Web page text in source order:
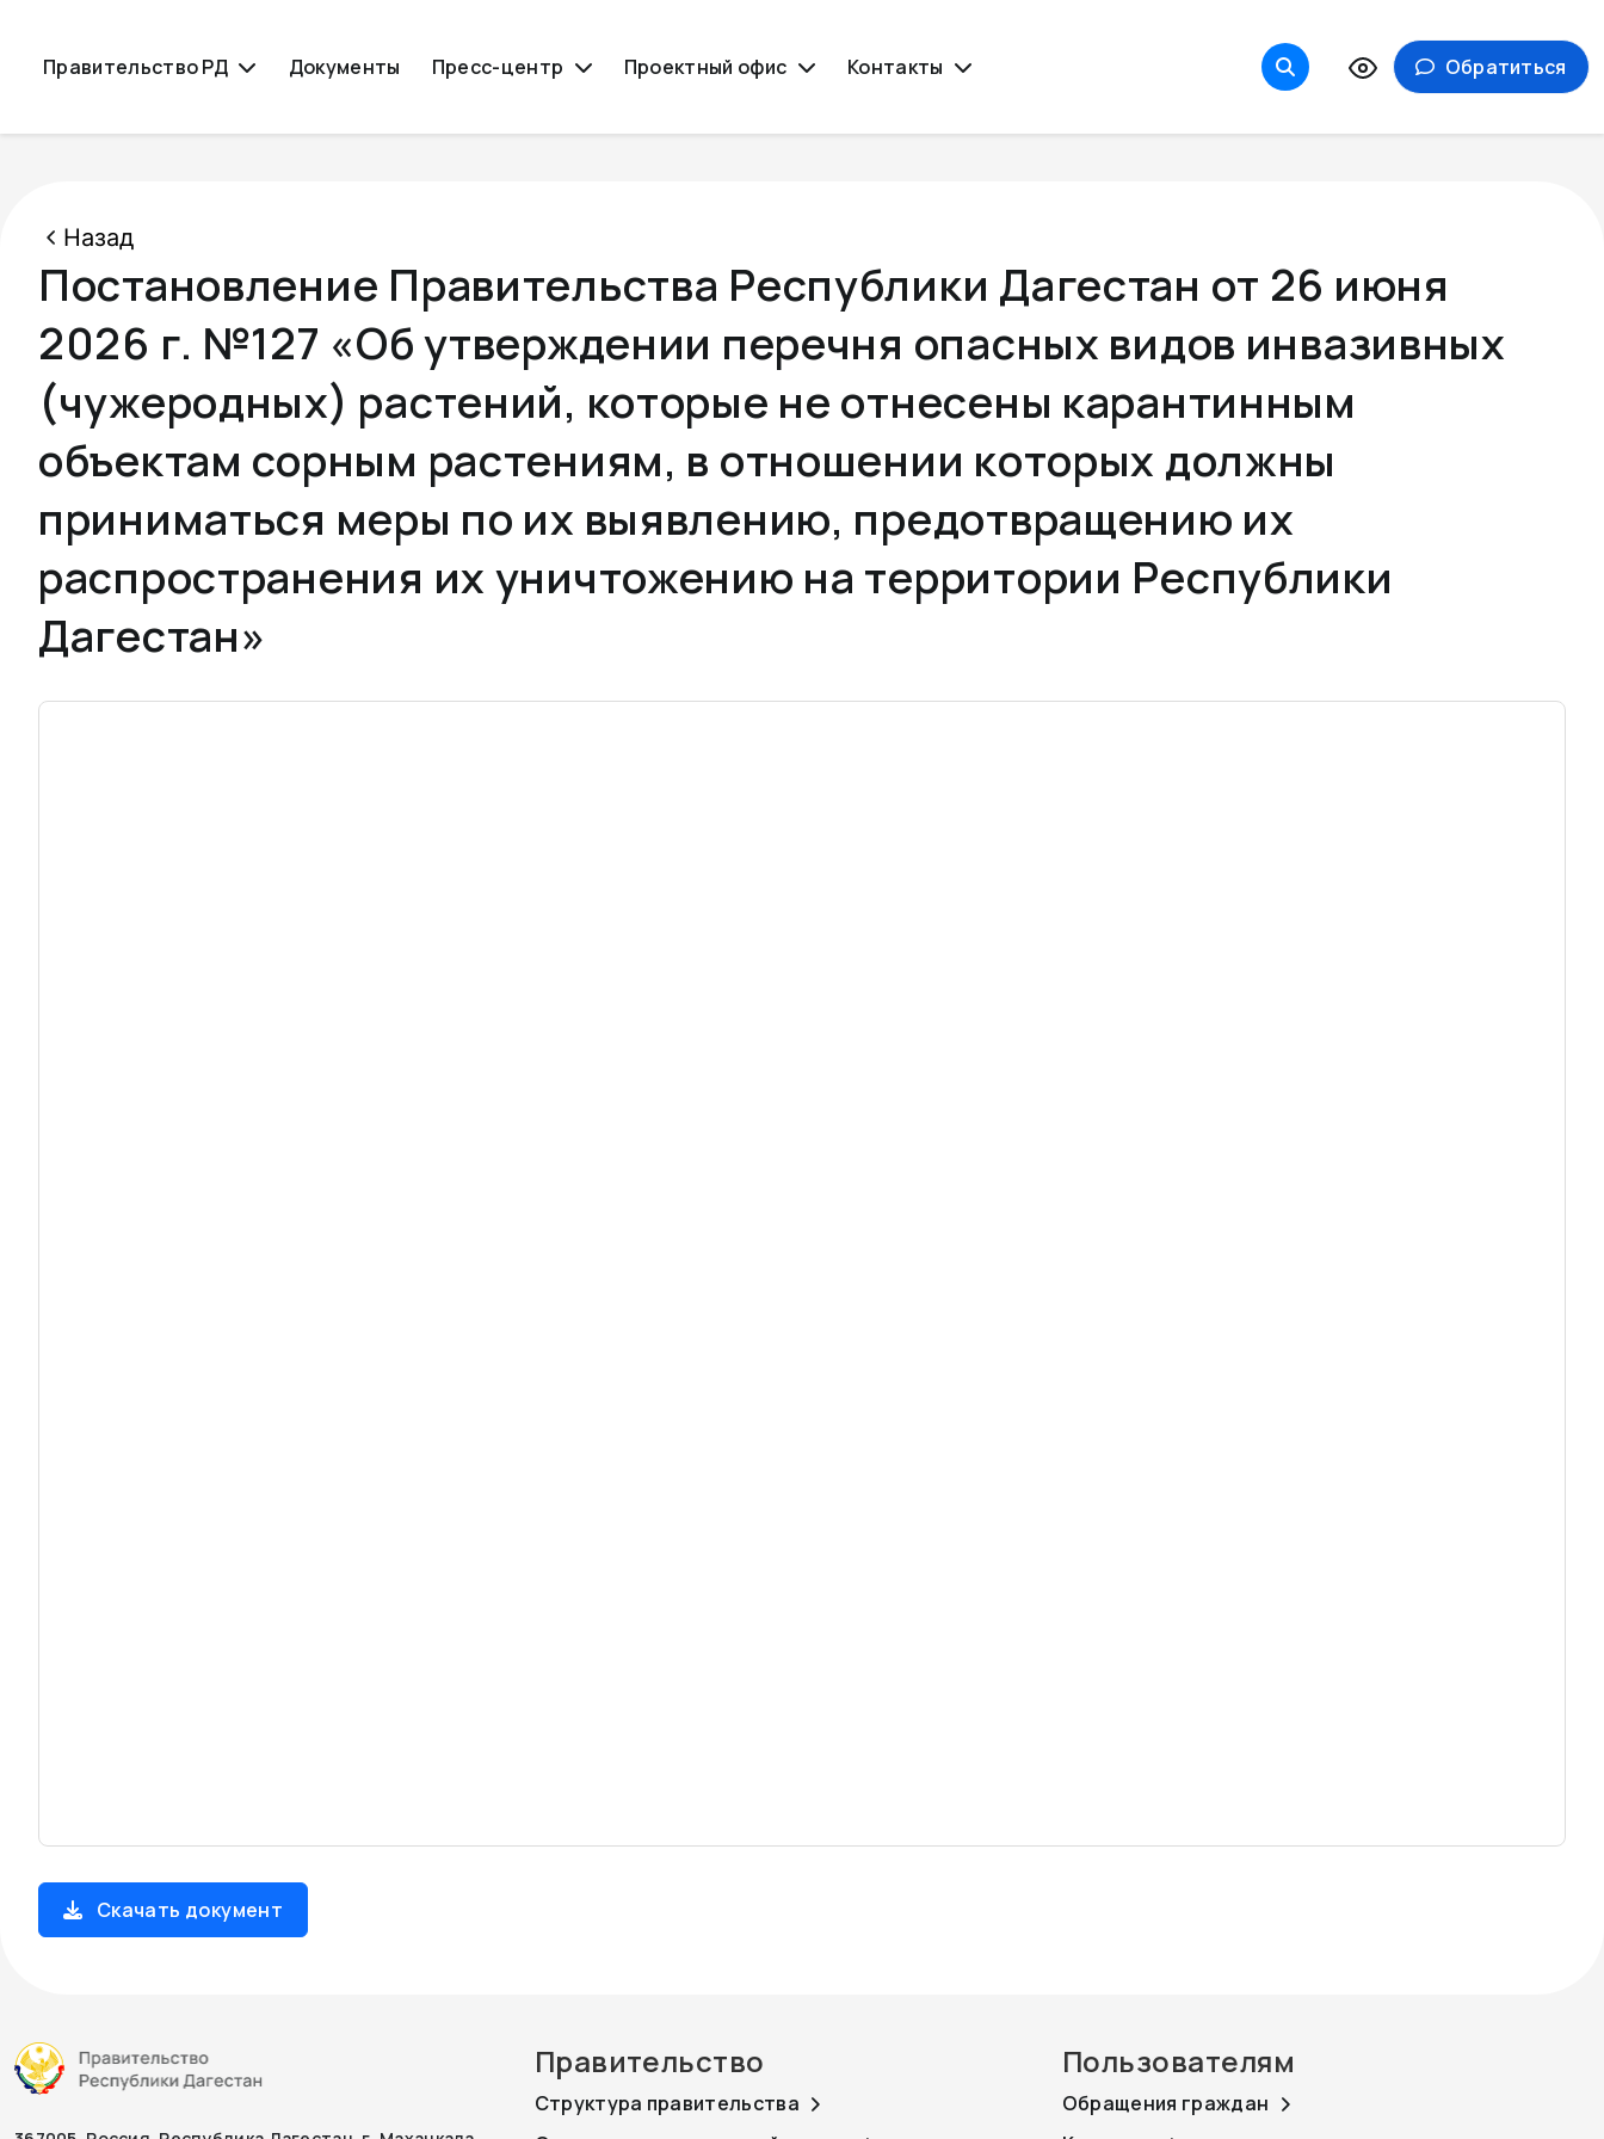
Правительство РД Документы Пресс-центр Проектный офис Контакты Обратиться
Назад
Постановление Правительства Республики Дагестан от 26 июня
2026 г. №127 «Об утверждении перечня опасных видов инвазивных
(чужеродных) растений, которые не отнесены карантинным
объектам сорным растениям, в отношении которых должны
приниматься меры по их выявлению, предотвращению их
распространения их уничтожению на территории Республики
Дагестан»
Скачать документ
Правительство
Структура правительства
Пользователям
Обращения граждан